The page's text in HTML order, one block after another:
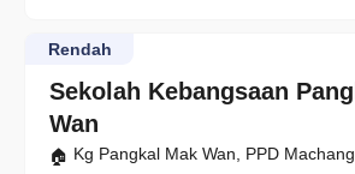
Sekolah Kebangsaan
Wan
Rendah
Kg Pangkal Mak Wan, PPD